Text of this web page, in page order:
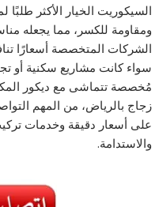
السيكوريت الخيار الأكثر طلبًا
ومقاومة للكسر، مما يجعله
الشركات المتخصصة أسعارًا
سواء كانت مشاريع سكنية أو
مُخصصة تتماشى مع ديكور
زجاج بالرياض، من المهم
على أسعار دقيقة وخدمات
والاستدامة.